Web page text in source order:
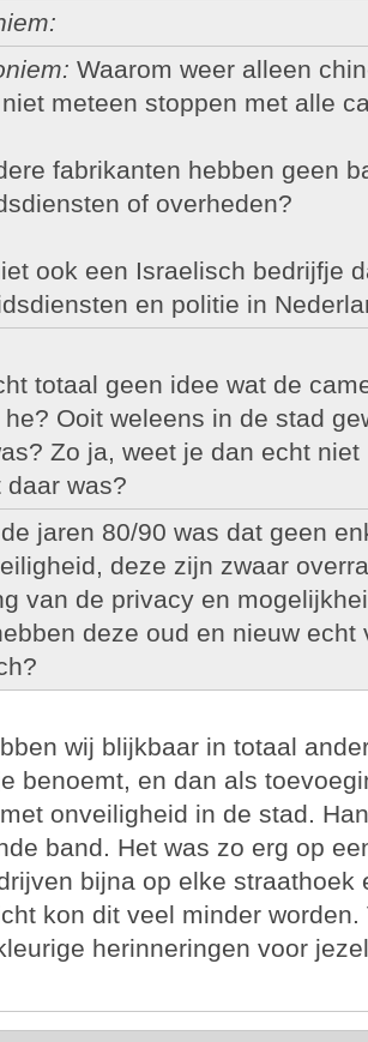
Waarom weer alleen
meteen stoppen met alle
fabrikanten hebben geen
of overheden?
ook een Israelisch bedrijfje
en politie in
totaal geen idee wat de
Ooit weleens in de stad
Zo ja, weet je dan echt
daar was?
jaren 80/90 was dat geen
deze zijn zwaar
van de privacy en
deze oud en nieuw
wij blijkbaar in totaal
benoemt, en dan als
onveiligheid in de stad.
band. Het was zo erg op
bijna op elke straathoek
kon dit veel minder
herinneringen voor